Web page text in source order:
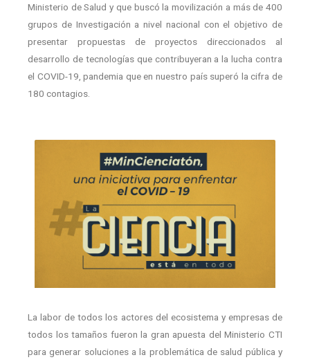
Ministerio de Salud y que buscó la movilización a más de 400
grupos de Investigación a nivel nacional con el objetivo de
presentar propuestas de proyectos direccionados al
desarrollo de tecnologías que contribuyeran a la lucha contra
el COVID-19, pandemia que en nuestro país superó la cifra de
180 contagios.
La labor de todos los actores del ecosistema y empresas de
todos los tamaños fueron la gran apuesta del Ministerio CTI
para generar soluciones a la problemática de salud pública y